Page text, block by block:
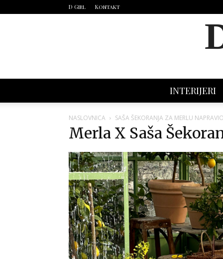
D Girl Kontakt
INTERIJERI
NASLOVNICA SAŠA ŠEKORANJA ZA MERLU
Merla X Saša